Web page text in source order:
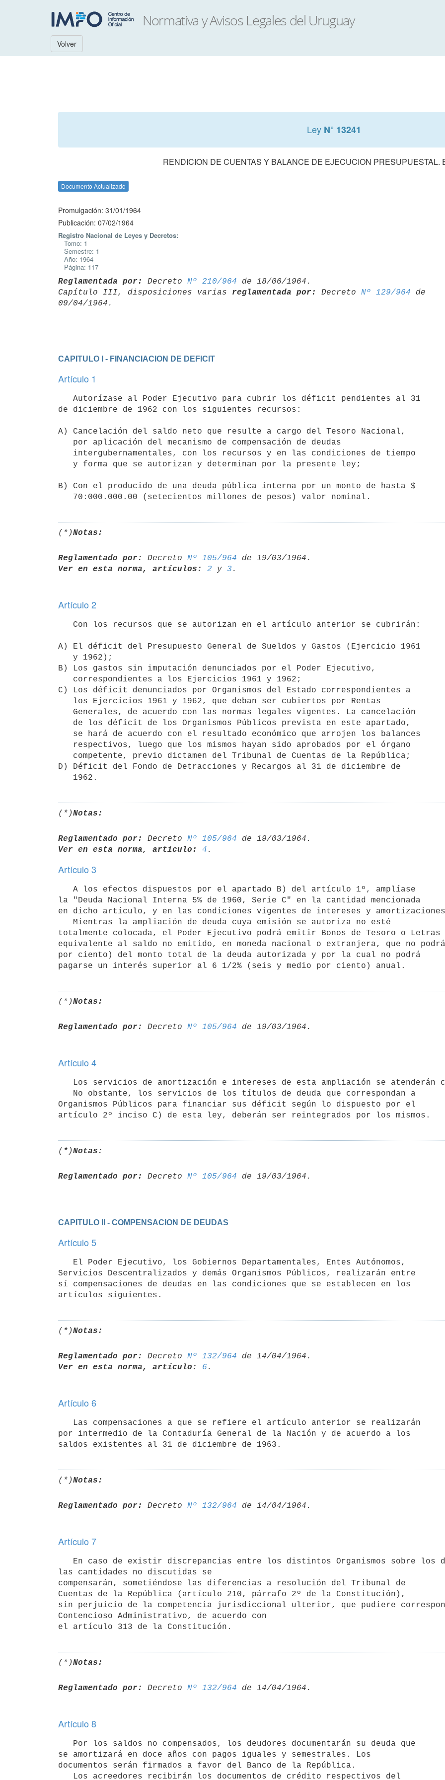
Volver
Ley N° 13241
RENDICION DE CUENTAS Y BALANCE DE EJECUCION PRESUPUESTAL.
Documento Actualizado
Promulgación: 31/01/1964
Publicación: 07/02/1964
Registro Nacional de Leyes y Decretos:
Tomo: 1
Semestre: 1
Año: 1964
Página: 117
Reglamentada por: Decreto Nº 210/964 de 18/06/1964.
Capítulo III, disposiciones varias reglamentada por: Decreto Nº 129/964 de
CAPITULO I - FINANCIACION DE DEFICIT
Artículo 1
de diciembre de 1962 con los siguientes recursos:
A) Cancelación del saldo neto que resulte a cargo del Tesoro Nacional,
B) Con el producido de una deuda pública interna por un monto de hasta $
   70:000.000.00 (setecientos millones de pesos) valor nominal.
(*)Notas:
Reglamentado por: Decreto Nº 105/964
Ver en esta norma, artículos:
2 y 3
Artículo 2
A) El déficit del Presupuesto General de Sueldos y Gastos (Ejercicio 1961
B) Los gastos sin imputación denunciados por el Poder Ejecutivo,
C) Los déficit denunciados por Organismos del Estado correspondientes a
D) Déficit del Fondo de Detracciones y Recargos al 31 de diciembre de
   1962.
(*)Notas:
Reglamentado por: Decreto Nº 105/964
Ver en esta norma, artículo:
4
Artículo 3
la "Deuda Nacional Interna 5% de 1960, Serie C" en la cantidad mencionada
en dicho artículo, y en las condiciones vigentes de intereses y
totalmente colocada, el Poder Ejecutivo podrá emitir Bonos de Tesoro o Letras
equivalente al saldo no emitido, en moneda nacional o extranjera, que no
por ciento) del monto total de la deuda autorizada y por la cual no podrá
pagarse un interés superior al 6 1/2% (seis y medio por ciento) anual.
(*)Notas:
Reglamentado por: Decreto Nº 105/964
Artículo 4
Organismos Públicos para financiar sus déficit según lo dispuesto por el
artículo 2º inciso C) de esta ley, deberán ser reintegrados por los mismos.
(*)Notas:
Reglamentado por: Decreto Nº 105/964
CAPITULO II - COMPENSACION DE DEUDAS
Artículo 5
Servicios Descentralizados y demás Organismos Públicos, realizarán entre
sí compensaciones de deudas en las condiciones que se establecen en los
artículos siguientes.
(*)Notas:
Reglamentado por: Decreto Nº 132/964
Ver en esta norma, artículo:
6
Artículo 6
por intermedio de la Contaduría General de la Nación y de acuerdo a los
saldos existentes al 31 de diciembre de 1963.
(*)Notas:
Reglamentado por: Decreto Nº 132/964
Artículo 7
las cantidades no discutidas se
compensarán, sometiéndose las diferencias a resolución del Tribunal de
Cuentas de la República (artículo 210, párrafo 2º de la Constitución),
sin perjuicio de la competencia jurisdiccional ulterior, que pudiere
Contencioso Administrativo, de acuerdo con
el artículo 313 de la Constitución.
(*)Notas:
Reglamentado por: Decreto Nº 132/964
Artículo 8
se amortizará en doce años con pagos iguales y semestrales. Los
documentos serán firmados a favor del Banco de la República.